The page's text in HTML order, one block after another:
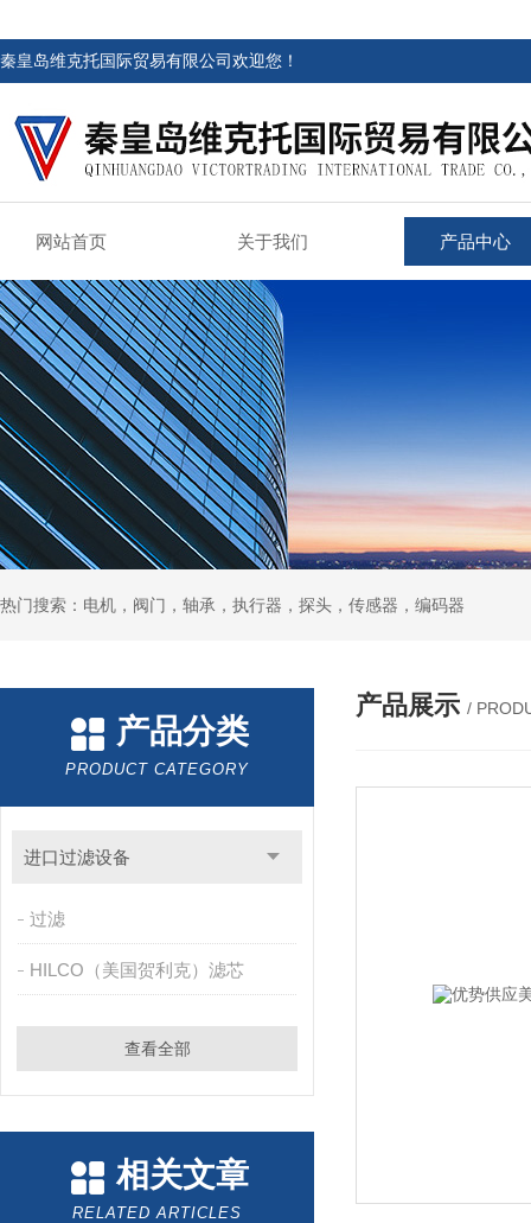
秦皇岛维克托国际贸易有限公司欢迎您！
网站首页 关于我们 产品中心
热门搜索：电机，阀门，轴承，执行器，探头，传感器，编码器
产品分类
PRODUCT CATEGORY
进口过滤设备
过滤
HILCO（美国贺利克）滤芯
查看全部
相关文章
RELATED ARTICLES
产品展示 /